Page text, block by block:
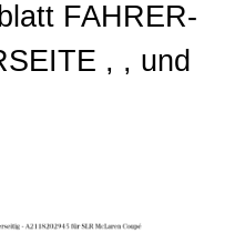
FAHRER-
, , und